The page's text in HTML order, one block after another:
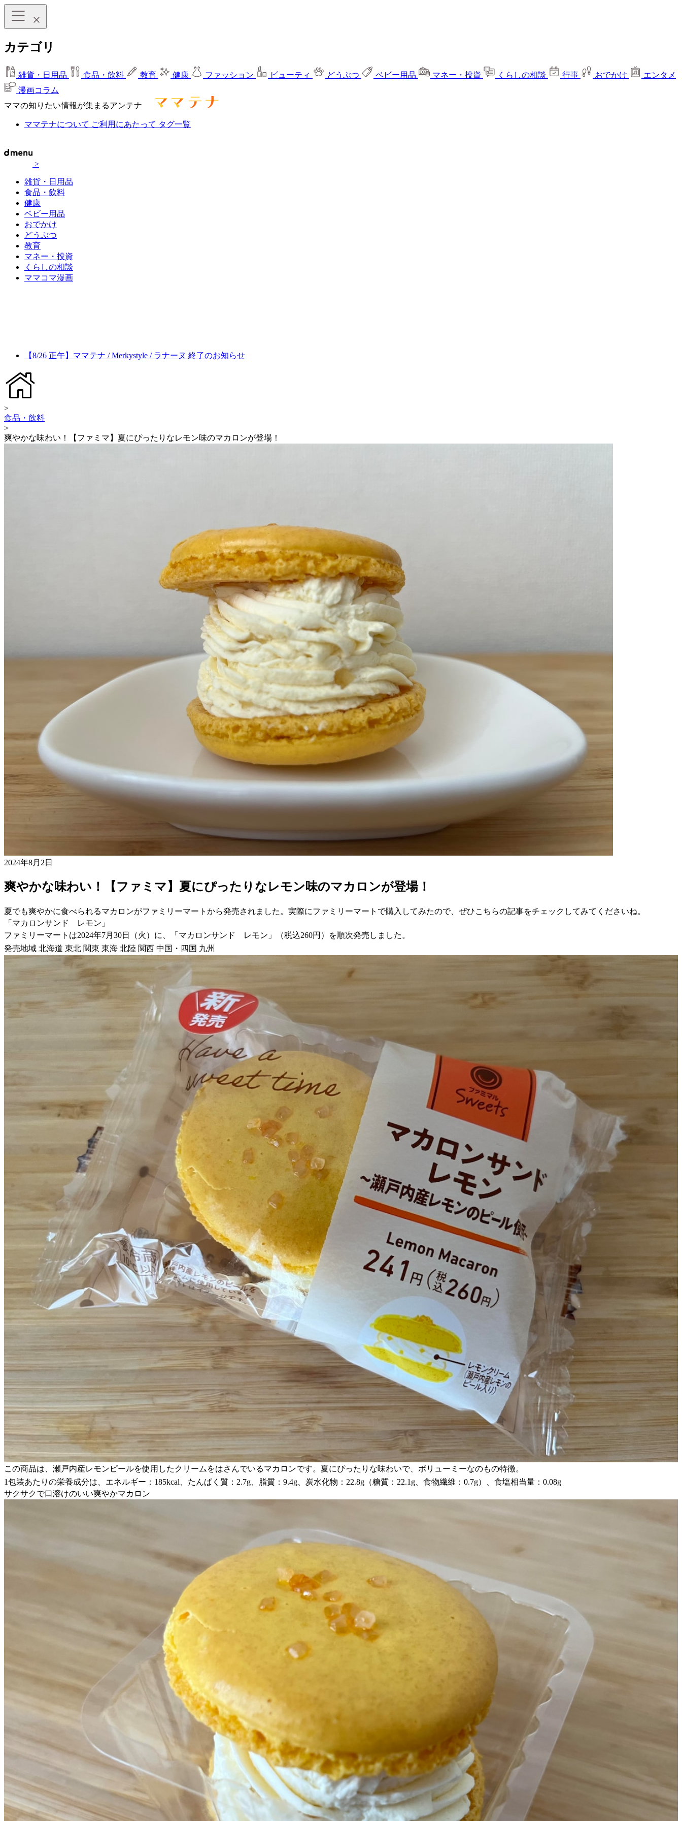
カテゴリ
雑貨・日用品 食品・飲料 教育 健康 ファッション ビューティ どうぶつ ベビー用品 マネー・投資 くらしの相談 行事 おでかけ
エンタメ
漫画コラム
ママの知りたい情報が集まるアンテナ
ママテナについて ご利用にあたって タグ一覧
>
雑貨・日用品
食品・飲料
健康
ベビー用品
おでかけ
どうぶつ
教育
マネー・投資
くらしの相談
ママコマ漫画
【8/26 正午】ママテナ / Merkystyle / ラナーヌ 終了のお知らせ
>
食品・飲料
>
爽やかな味わい！【ファミマ】夏にぴったりなレモン味のマカロンが登場！
2024年8月2日
爽やかな味わい！【ファミマ】夏にぴったりなレモン味のマカロンが登場！
夏でも爽やかに食べられるマカロンがファミリーマートから発売されました。実際にファミリーマートで購入してみたので、ぜひこちらの記事をチェックしてみてくださいね。
「マカロンサンド レモン」
ファミリーマートは2024年7月30日（火）に、「マカロンサンド レモン」（税込260円）を順次発売しました。
発売地域 北海道 東北 関東 東海 北陸 関西 中国・四国 九州
この商品は、瀬戸内産レモンピールを使用したクリームをはさんでいるマカロンです。夏にぴったりな味わいで、ボリューミーなのもの特徴。
1包装あたりの栄養成分は、エネルギー：185kcal、たんぱく質：2.7g、脂質：9.4g、炭水化物：22.8g（糖質：22.1g、食物繊維：0.7g）、食塩相当量：0.08g
サクサクで口溶けのいい爽やかマカロン